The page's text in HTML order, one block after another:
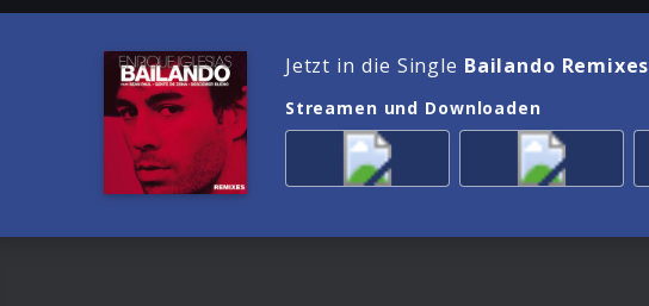
Jetzt in die Single Bailando Remixes
Streamen und Downloaden